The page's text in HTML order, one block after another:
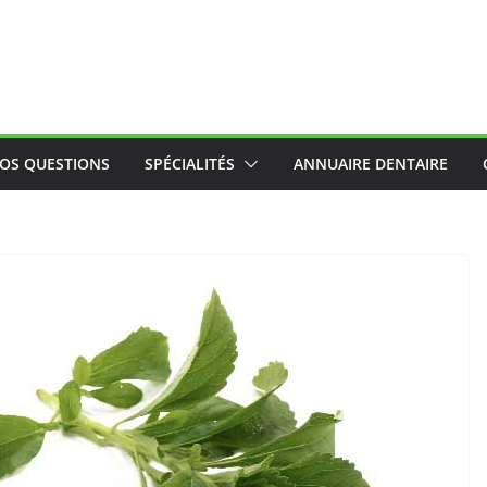
QUESTIONS SPÉCIALITÉS ANNUAIRE DENTAIRE